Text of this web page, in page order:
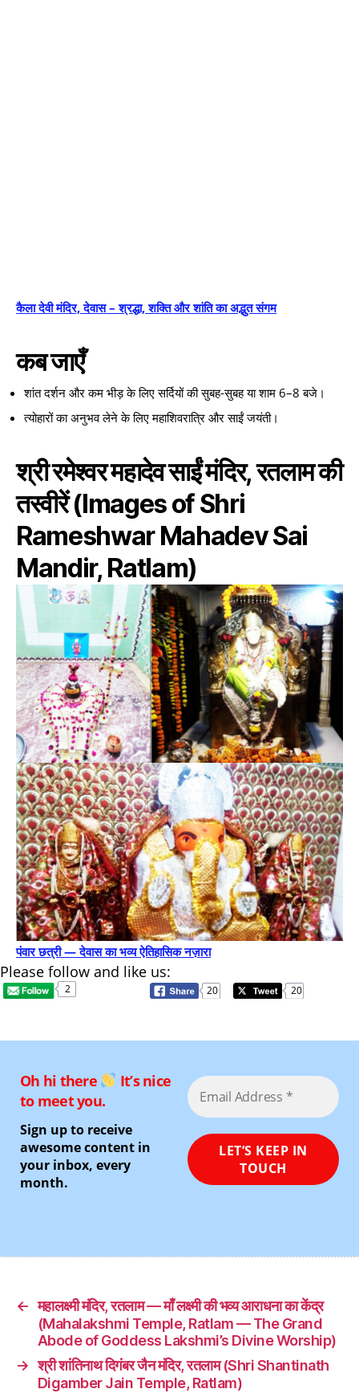
कैला देवी मंदिर, देवास – श्रद्धा, शक्ति और शांति का अद्भुत संगम
कब जाएँ
शांत दर्शन और कम भीड़ के लिए सर्दियों की सुबह-सुबह या शाम 6–8 बजे।
त्योहारों का अनुभव लेने के लिए महाशिवरात्रि और साईं जयंती।
श्री रमेश्वर महादेव साईं मंदिर, रतलाम की
तस्वीरें (Images of Shri
Rameshwar Mahadev Sai
Mandir, Ratlam)
पंवार छत्री — देवास का भव्य ऐतिहासिक नज़ारा
Please follow and like us:
2 20 20
Oh hi there
It’s nice
to meet you.
Sign up to receive
awesome content in
your inbox, every
month.
← महालक्ष्मी मंदिर, रतलाम — माँ लक्ष्मी की भव्य आराधना का केंद्र
(Mahalakshmi Temple, Ratlam — The Grand
Abode of Goddess Lakshmi’s Divine Worship)
→ श्री शांतिनाथ दिगंबर जैन मंदिर, रतलाम (Shri Shantinath
Digamber Jain Temple, Ratlam)